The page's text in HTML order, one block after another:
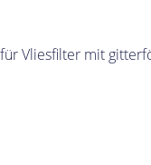
Vliesfilter mit